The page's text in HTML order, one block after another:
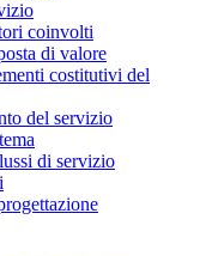
coinvolti
di valore
costitutivi del
del servizio
di servizio